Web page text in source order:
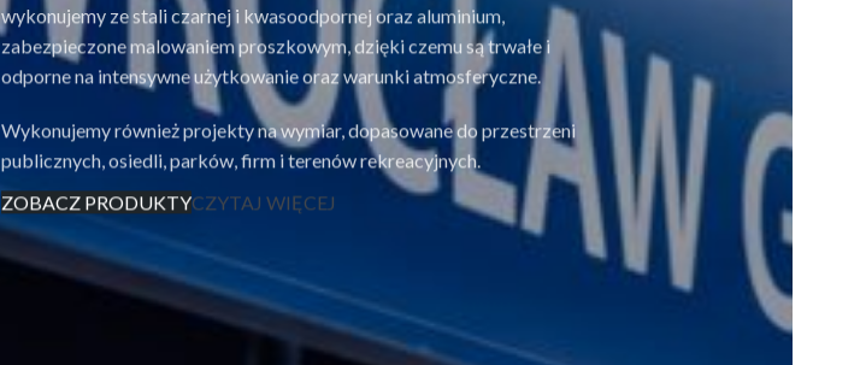
wykonujemy ze stali czarnej i kwasoodpornej oraz aluminium,
zabezpieczone malowaniem proszkowym, dzięki czemu są trwałe i
odporne na intensywne użytkowanie oraz warunki atmosferyczne.
Wykonujemy również projekty na wymiar, dopasowane do przestrzeni
publicznych, osiedli, parków, firm i terenów rekreacyjnych.
ZOBACZ PRODUKTYCZYTAJ WIĘCEJ